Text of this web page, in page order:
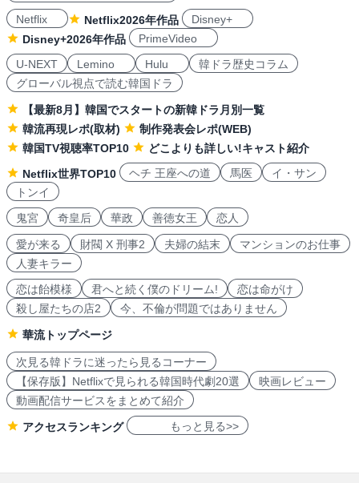
Netflix
Netflix2026年作品
Disney+
Disney+2026年作品
PrimeVideo
U-NEXT
Lemino Hulu
韓ドラ歴史コラム
グローバル視点で読む韓国ドラ
【最新8月】韓国でスタートの新韓ドラ月別一覧
韓流再現レポ(取材)
制作発表会レポ(WEB)
韓国TV視聴率TOP10
どこよりも詳しい!キャスト紹介
Netflix世界TOP10
ヘチ 王座への道 馬医
イ・サン
トンイ
鬼宮
奇皇后 華政 善徳女王 恋人
愛が来る 財閥 X 刑事2 夫婦の結末
マンションのお仕事
人妻キラー
恋は飴模様
君へと続く僕のドリーム!
恋は命がけ
殺し屋たちの店2
今、不倫が問題ではありません
華流トップページ
次見る韓ドラに迷ったら見るコーナー
【保存版】Netflixで見られる韓国時代劇20選
映画レビュー
動画配信サービスをまとめて紹介
アクセスランキング もっと見る>>